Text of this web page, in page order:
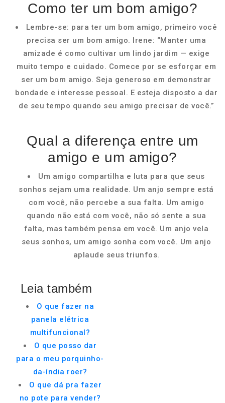
Como ter um bom amigo?
Lembre-se: para ter um bom amigo, primeiro você
precisa ser um bom amigo. Irene: “Manter uma
amizade é como cultivar um lindo jardim — exige
muito tempo e cuidado. Comece por se esforçar em
ser um bom amigo. Seja generoso em demonstrar
bondade e interesse pessoal. E esteja disposto a dar
de seu tempo quando seu amigo precisar de você.”
Qual a diferença entre um
amigo e um amigo?
Um amigo compartilha e luta para que seus
sonhos sejam uma realidade. Um anjo sempre está
com você, não percebe a sua falta. Um amigo
quando não está com você, não só sente a sua
falta, mas também pensa em você. Um anjo vela
seus sonhos, um amigo sonha com você. Um anjo
aplaude seus triunfos.
Leia também
O que fazer na
panela elétrica
multifuncional?
O que posso dar
para o meu porquinho-
da-índia roer?
O que dá pra fazer
no pote para vender?